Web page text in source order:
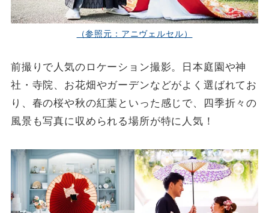
（参照元：アニヴェルセル）
前撮りで人気のロケーション撮影。日本庭園や神
社・寺院、お花畑やガーデンなどがよく選ばれてお
り、春の桜や秋の紅葉といった感じで、四季折々の
風景も写真に収められる場所が特に人気！